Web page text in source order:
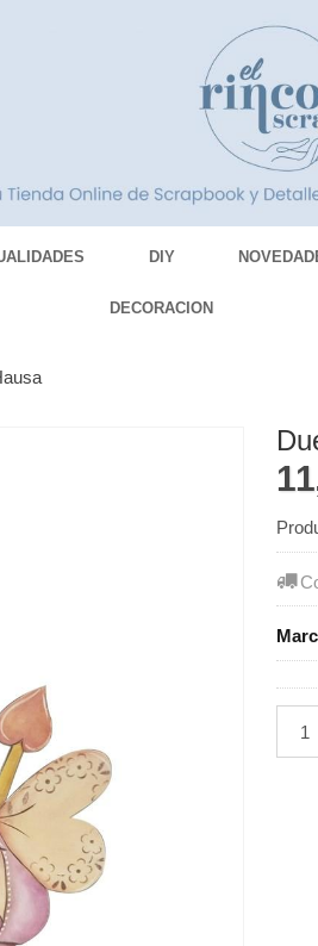
DIY
DECORACION